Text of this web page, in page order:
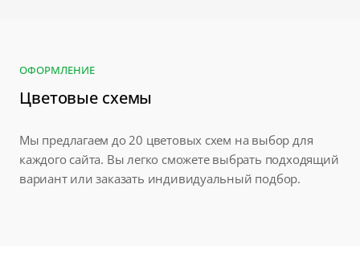
ОФОРМЛЕНИЕ
Цветовые схемы
Мы предлагаем до 20 цветовых схем на выбор для
каждого сайта. Вы легко сможете выбрать подходящий
вариант или заказать индивидуальный подбор.